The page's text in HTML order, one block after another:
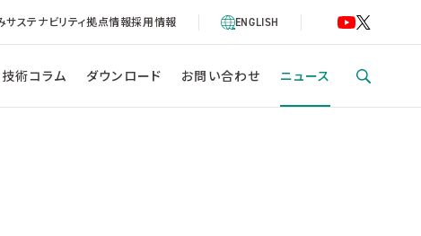
サステナビリティ拠点情報採用情報 ENGLISH
技術コラム ダウンロード お問い合わせ ニュース